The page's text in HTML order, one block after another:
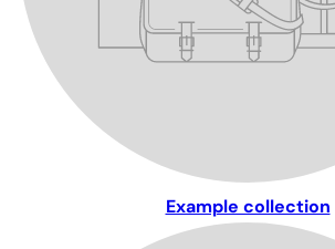
Example collection